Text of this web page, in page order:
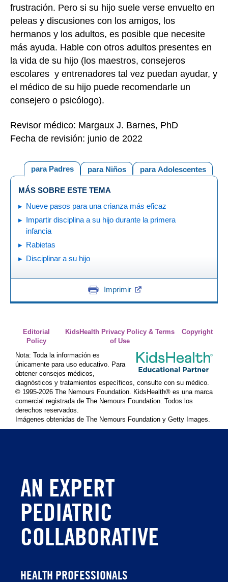
frustración. Pero si su hijo suele verse envuelto en
peleas y discusiones con los amigos, los
hermanos y los adultos, es posible que necesite
más ayuda. Hable con otros adultos presentes en
la vida de su hijo (los maestros, consejeros
escolares y entrenadores tal vez puedan ayudar, y
el médico de su hijo puede recomendarle un
consejero o psicólogo).
Revisor médico: Margaux J. Barnes, PhD
Fecha de revisión: junio de 2022
para Adolescentes
para Niños
para Padres
MÁS SOBRE ESTE TEMA
Nueve pasos para una crianza más eficaz
Impartir disciplina a su hijo durante la primera
infancia
Rabietas
Disciplinar a su hijo
Imprimir
Editorial
Policy
KidsHealth Privacy Policy & Terms
of Use
Copyright
Nota: Toda la información es
únicamente para uso educativo. Para
obtener consejos médicos,
diagnósticos y tratamientos específicos, consulte con su médico.
© 1995-2026 The Nemours Foundation. KidsHealth® es una marca
comercial registrada de The Nemours Foundation. Todos los
derechos reservados.
Imágenes obtenidas de The Nemours Foundation y Getty Images.
AN EXPERT
PEDIATRIC
COLLABORATIVE
HEALTH PROFESSIONALS